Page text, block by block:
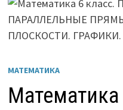
МАТЕМАТИКА
Математика